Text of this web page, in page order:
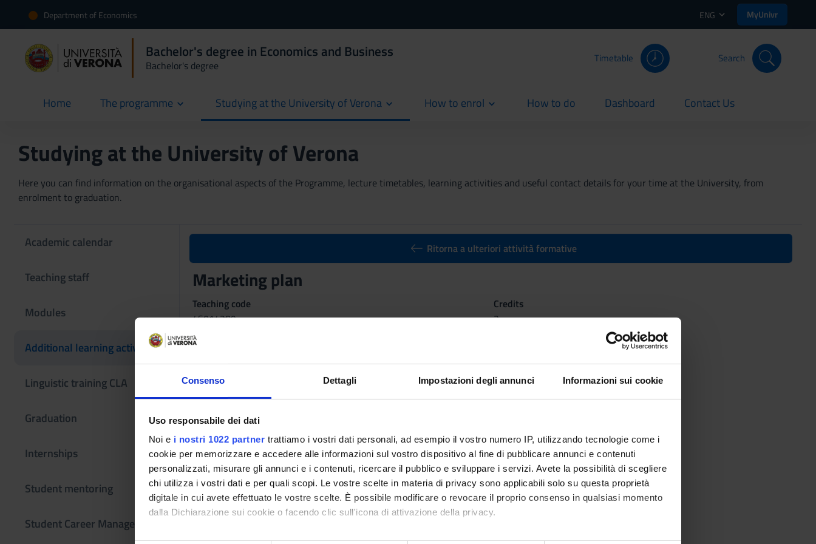
Consenso Dettagli Impostazioni degli annunci Informazioni sui cookie
Uso responsabile dei dati
Noi e i nostri 1022 partner trattiamo i vostri dati personali, ad esempio il vostro numero IP, utilizzando tecnologie come i
cookie per memorizzare e accedere alle informazioni sul vostro dispositivo al fine di pubblicare annunci e contenuti
personalizzati, misurare gli annunci e i contenuti, ricercare il pubblico e sviluppare i servizi. Avete la possibilità di scegliere
chi utilizza i vostri dati e per quali scopi. Le vostre scelte in materia di privacy sono applicabili solo su questa proprietà
digitale in cui avete effettuato le vostre scelte. È possibile modificare o revocare il proprio consenso in qualsiasi momento
dalla Dichiarazione sui cookie o facendo clic sull'icona di attivazione della privacy.
Con il tuo consenso, vorremmo anche:
Department of Economics ENG MyUnivr
Bachelor's degree in Economics and Business
Bachelor's degree
Timetable Search
Home
current The programme Studying at the University of Verona How to enrol How to do
current Dashboard
current Contact Us
current
Studying at the University of Verona
Here you can find information on the organisational aspects of the Programme, lecture timetables, learning activities and useful contact details for your time at the University, from
enrolment to graduation.
Academic calendar
Teaching staff
Modules
Additional learning activities
Linguistic training CLA
Graduation
Internships
Student mentoring
Student Career Management
Ritorna a ulteriori attività formative
Marketing plan
Teaching code
4S014289
Credits
3
The course is given by
(2025/2026) - Bachelors' degree in Business Administration and Management